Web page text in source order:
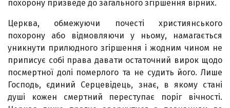
похорону призведе до загального згіршення вірних.
Церква, обмежуючи почесті християнського
похорону або відмовляючи у ньому, намагається
уникнути при­людного згіршення і жодним чином не
приписує собі права давати остаточний вирок щодо
посмертної долі помер­лого та не судить його. Лише
Господь, єдиний Серцевідець, знає, в якому стані
душі кожен смертний переступає поріг вічності.